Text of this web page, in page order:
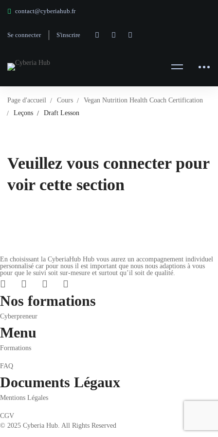
contact@cyberiahub.fr
Se connecter S'inscrire
Page d'accueil Cours
Vegan Nutrition Health Coach Certification
Leçons
Draft Lesson
Veuillez vous connecter pour
voir cette section
En choisissant la CyberiaHub Hub vous aurez un accompagnement individuel
personnalisé car pour nous il est important que nous nous adaptions à vous
pour que le suivi soit sur-mesure et surtout qu’il soit de qualité.
Nos formations
Cyberpreneur
Menu
Formations
FAQ
Documents Légaux
Mentions Légales
CGV
© 2025 Cyberia Hub. All Rights Reserved